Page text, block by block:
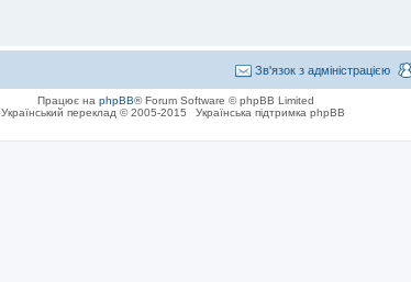
Зв'язок з адміністрацією
Працює на phpBB® Forum Software © phpBB Limited
Український переклад © 2005-2015
Українська підтримка phpBB